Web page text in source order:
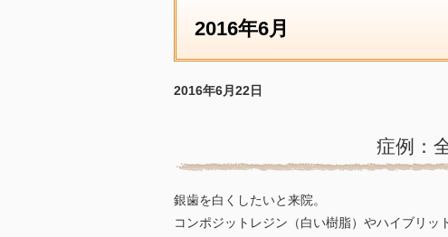
2016年6月
2016年6月22日
症例：
銀歯を白くしたいと来院。
コンポジットレジン（白い樹脂）やハイブリ